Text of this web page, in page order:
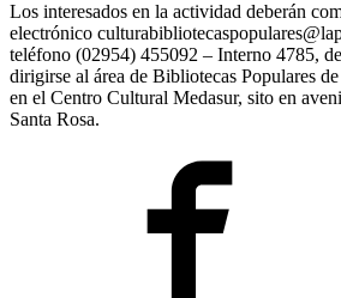
Los interesados en la actividad deberán
electrónico
teléfono (02954) 455092 – Interno 4785,
dirigirse al área de Bibliotecas Populares
en el Centro Cultural Medasur, sito en
Santa Rosa.